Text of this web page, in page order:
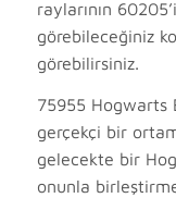
raylarının
görebileceğiniz
görebilirsiniz.
75955 Hogwarts
gerçekçi bir
gelecekte bir
onunla